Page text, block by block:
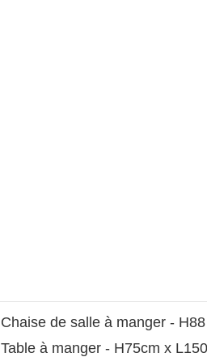
Chaise de salle à manger -
Table à manger - H75cm x